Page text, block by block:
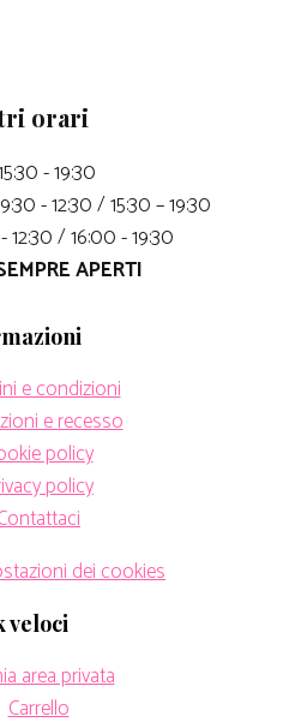
orari
- 19:30
- 12:30 / 15:30 – 19:30
/ 16:00 - 19:30
APERTI
e condizioni
e recesso
policy
policy
dei cookies
veloci
area privata
Carrello